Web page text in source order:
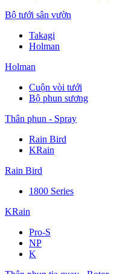
Bộ tưới sân vườn
Takagi
Holman
Holman
Cuộn vòi tưới
Bộ phun sương
Thân phun - Spray
Rain Bird
KRain
Rain Bird
1800 Series
KRain
Pro-S
NP
K